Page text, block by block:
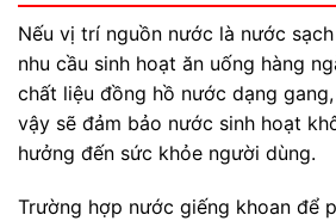
Nếu vị trí nguồn nước là nước
nhu cầu sinh hoạt ăn uống hàng
chất liệu đồng hồ nước dạng
vậy sẽ đảm bảo nước sinh hoạt
hưởng đến sức khỏe người dùng.
Trường hợp nước giếng khoan để